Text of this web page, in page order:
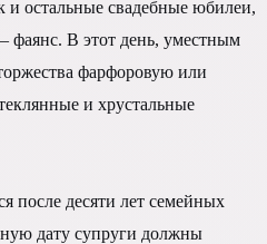
и остальные свадебные юбилеи,
фаянс. В этот день, уместным
фарфоровую или
и хрустальные
после десяти лет семейных
дату супруги должны